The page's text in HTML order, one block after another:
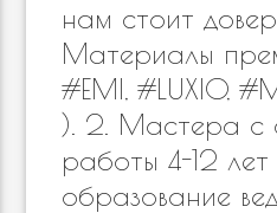
нам стоит
Материалы
#EMI, #LUXIO,
). 2. Мастера с
работы 4-12
образование